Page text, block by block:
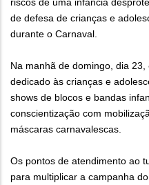
riscos de uma infância
de defesa de crianças e
durante o Carnaval.
Na manhã de domingo, dia
dedicado às crianças e
shows de blocos e bandas
conscientização com
máscaras carnavalescas.
Os pontos de atendimento ao
para multiplicar a campanha